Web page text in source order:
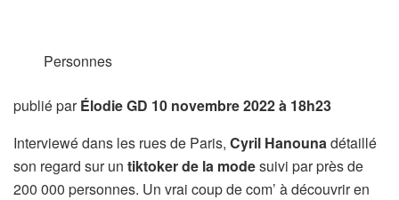
Personnes
publié parÉlodie GD 10 novembre 2022 à 18h23
Interviewé dans les rues de Paris, Cyril Hanounadétaillé
son regard sur un tiktoker de la modesuivi par près de
200 000 personnes. Un vrai coup de com’ à découvrir en